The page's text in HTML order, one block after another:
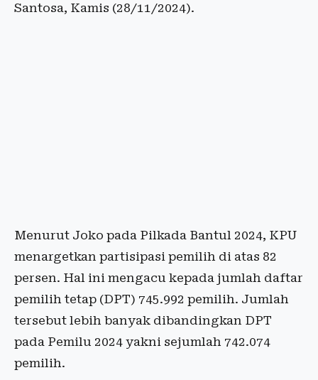
Santosa, Kamis (28/11/2024).
Menurut Joko pada Pilkada Bantul 2024, KPU
menargetkan partisipasi pemilih di atas 82
persen. Hal ini mengacu kepada jumlah daftar
pemilih tetap (DPT) 745.992 pemilih. Jumlah
tersebut lebih banyak dibandingkan DPT
pada Pemilu 2024 yakni sejumlah 742.074
pemilih.